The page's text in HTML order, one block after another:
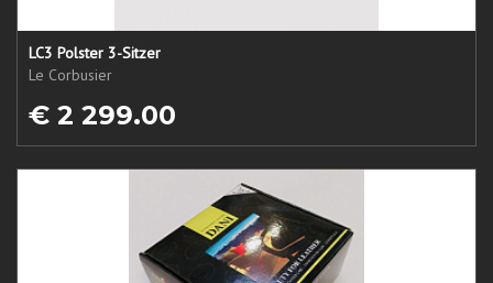
LC3 Polster 3-Sitzer
Le Corbusier
€ 2 299.00